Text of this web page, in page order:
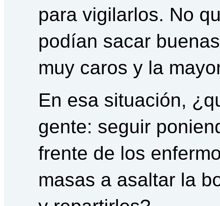
para vigilarlos. No
podían sacar
muy caros y la
En esa situación,
gente: seguir
frente de los
masas a asaltar la